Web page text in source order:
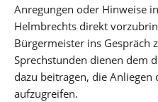
Anregungen oder Hinweise
Helmbrechts direkt
Bürgermeister ins Gespräch
Sprechstunden dienen dem
dazu beitragen, die
aufzugreifen.